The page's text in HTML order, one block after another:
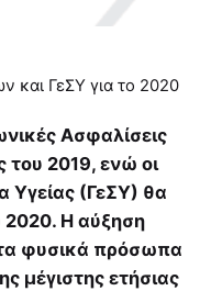
και ΓεΣΥ για το 2020
Ασφαλίσεις
του 2019, ενώ οι
Υγείας (ΓεΣΥ) θα
2020. Η αύξηση
φυσικά πρόσωπα
μέγιστης ετήσιας